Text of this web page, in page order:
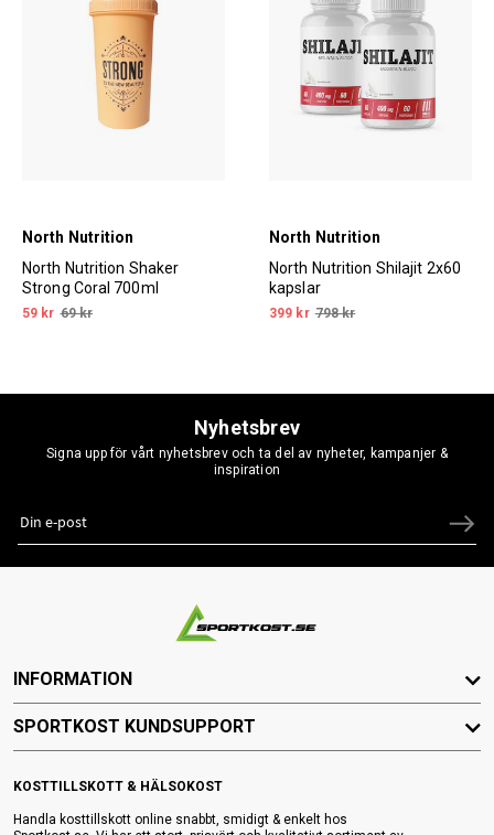
North Nutrition
North Nutrition Shaker
Strong Coral 700ml
59 kr 69 kr
North Nutrition
North Nutrition Shilajit 2x60
kapslar
399 kr 798 kr
Nyhetsbrev
Signa upp för vårt nyhetsbrev och ta del av nyheter, kampanjer &
inspiration
KOSTTILLSKOTT & HÄLSOKOST
Handla kosttillskott online snabbt, smidigt & enkelt hos
INFORMATION
SPORTKOST KUNDSUPPORT